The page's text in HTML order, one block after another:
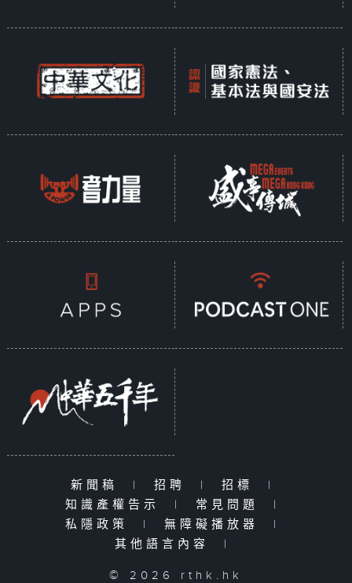
新聞稿 | 招聘 | 招標
|
知識產權告示
| 常見問題
|
私隱政策
| 無障礙播放器
|
其他語言內容
|
© 2026 rthk.hk